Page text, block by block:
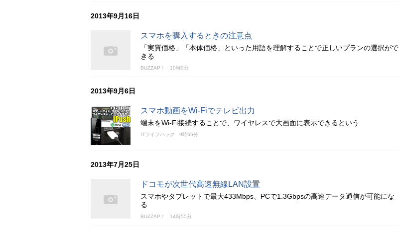
2013年9月16日
スマホを購入するときの注意点
「実質価格」「本体価格」といった用語を理解することで正しいプランの選択がで
きる
BUZZAP！ 10時0分
2013年9月6日
スマホ動画をWi-Fiでテレビ出力
端末をWi-Fi接続することで、ワイヤレスで大画面に表示できるという
ITライフハック 9時55分
2013年7月25日
ドコモが次世代高速無線LAN設置
スマホやタブレットで最大433Mbps、PCで1.3Gbpsの高速データ通信が可能にな
る
BUZZAP！ 14時55分